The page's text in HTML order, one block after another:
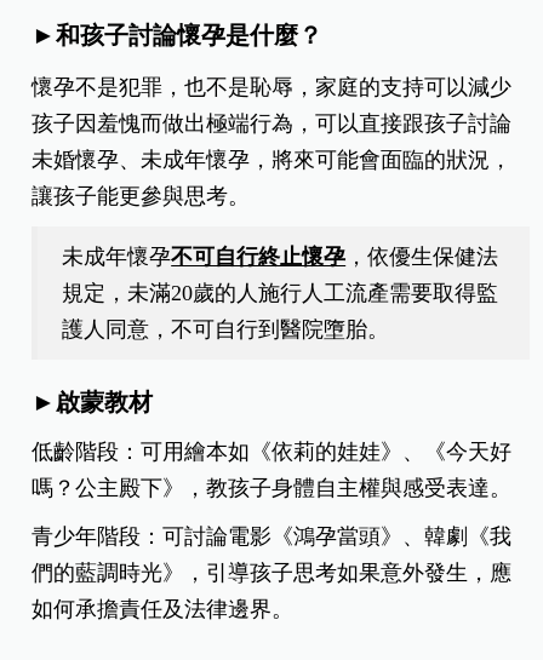
►和孩子討論懷孕是什麼？
懷孕不是犯罪，也不是恥辱，家庭的支持可以減少
孩子因羞愧而做出極端行為，可以直接跟孩子討論
未婚懷孕、未成年懷孕，將來可能會面臨的狀況，
讓孩子能更參與思考。
未成年懷孕不可自行終止懷孕 ，依優生保健法
規定，未滿20歲的人施行人工流產需要取得監
護人同意，不可自行到醫院墮胎。
►啟蒙教材
低齡階段：可用繪本如《依莉的娃娃》、《今天好
嗎？公主殿下》，教孩子身體自主權與感受表達。
青少年階段：可討論電影《鴻孕當頭》、韓劇《我
們的藍調時光》，引導孩子思考如果意外發生，應
如何承擔責任及法律邊界。